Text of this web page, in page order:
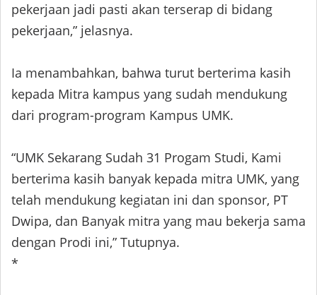
pekerjaan jadi pasti akan terserap di bidang
pekerjaan,” jelasnya.
Ia menambahkan, bahwa turut berterima kasih
kepada Mitra kampus yang sudah mendukung
dari program-program Kampus UMK.
“UMK Sekarang Sudah 31 Progam Studi, Kami
berterima kasih banyak kepada mitra UMK, yang
telah mendukung kegiatan ini dan sponsor, PT
Dwipa, dan Banyak mitra yang mau bekerja sama
dengan Prodi ini,” Tutupnya.
*